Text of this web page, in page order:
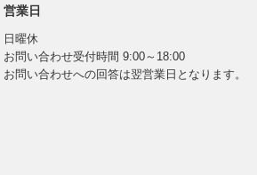
営業日
日曜休
お問い合わせ受付時間 9:00～18:00
お問い合わせへの回答は翌営業日となります。